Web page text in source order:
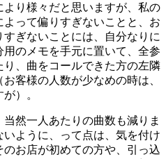
り様々だと思いますが、私の
って偏りすぎないことと、お
ぎないことには、自分なりに
のメモを手元に置いて、全参
、曲をコールできた方の左隣
客様の人数が少なめの時は、
）。
然一人あたりの曲数も減りま
ように、って点は、気を付け
お店が初めての方や、引っ込